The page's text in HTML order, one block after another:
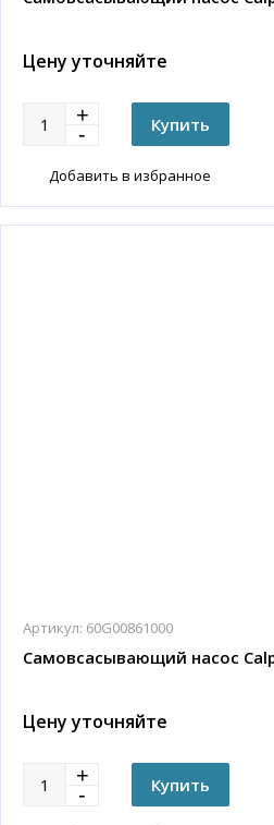
Цену уточняйте
Добавить в избранное
Артикул: 60G00861000
Самовсасывающий насос
Цену уточняйте